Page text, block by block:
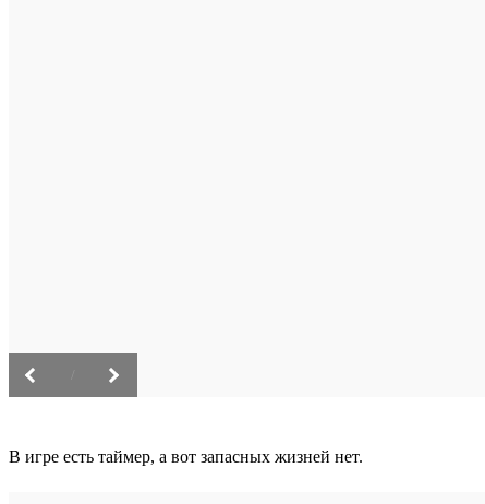
В игре есть таймер, а вот запасных жизней нет.